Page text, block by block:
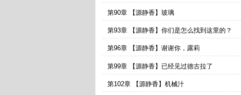
第90章 【源静香】玻璃
第93章 【源静香】你们是怎么找到这里的？
第96章 【源静香】谢谢你，露莉
第99章 【源静香】已经见过德古拉了
第102章 【源静香】机械汁